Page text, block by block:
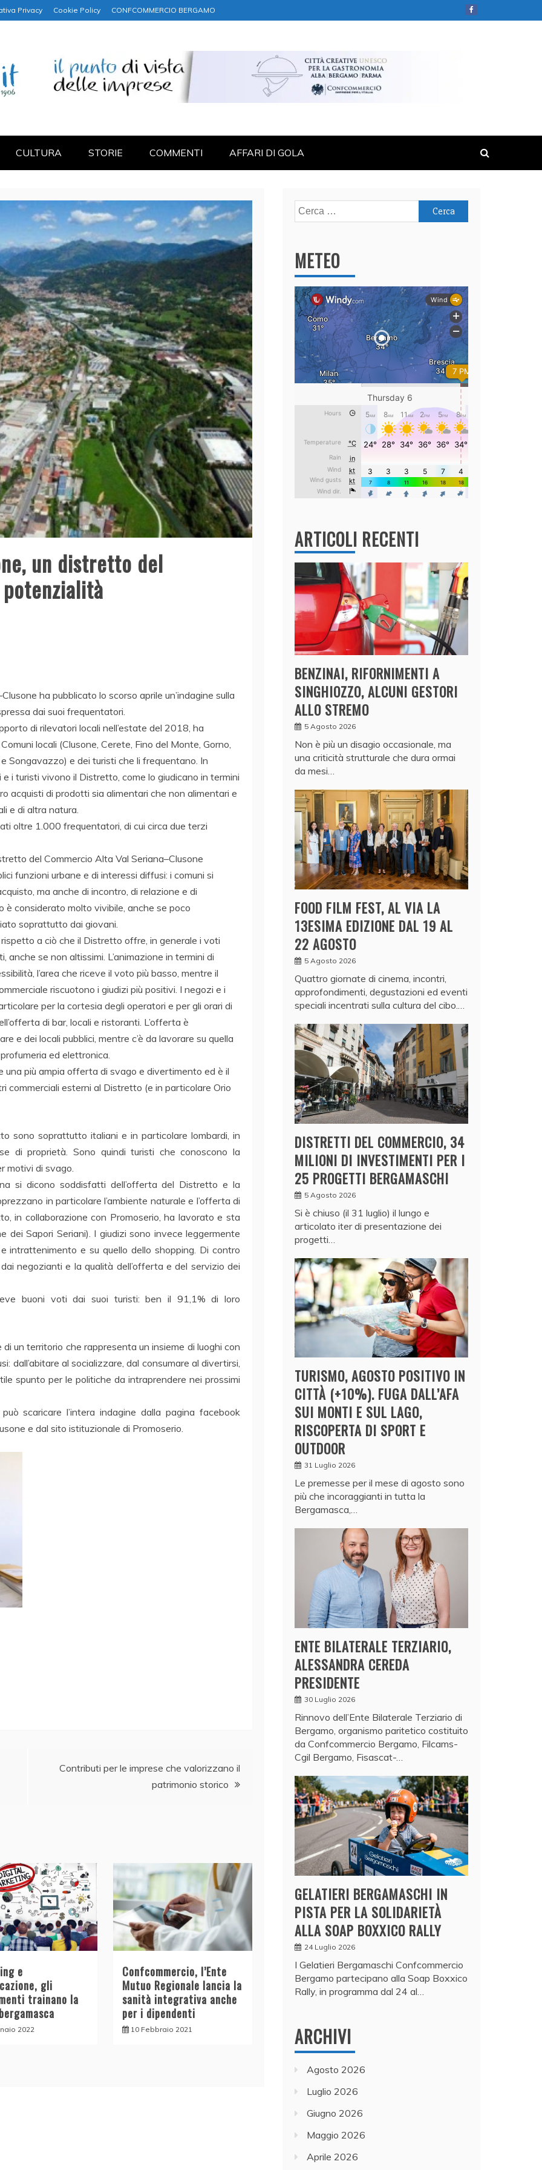
Privacy Cookie Policy CONFCOMMERCIO BERGAMO
CULTURA STORIE COMMENTI AFFARI DI GOLA
un distretto del
ha pubblicato lo scorso aprile un’indagine sulla
dai suoi frequentatori.
di rilevatori locali nell’estate del 2018, ha
locali (Clusone, Cerete, Fino del Monte, Gorno,
Songavazzo) e dei turisti che li frequentano. In
i turisti vivono il Distretto, come lo giudicano in termini
acquisti di prodotti sia alimentari che non alimentari e
e di altra natura.
oltre 1.000 frequentatori, di cui circa due terzi
del Commercio Alta Val Seriana–Clusone
funzioni urbane e di interessi diffusi: i comuni si
ma anche di incontro, di relazione e di
considerato molto vivibile, anche se poco
soprattutto dai giovani.
a ciò che il Distretto offre, in generale i voti
se non altissimi. L’animazione in termini di
l’area che riceve il voto più basso, mentre il
riscuotono i giudizi più positivi. I negozi e i
per la cortesia degli operatori e per gli orari di
di bar, locali e ristoranti. L’offerta è
e dei locali pubblici, mentre c’è da lavorare su quella
ed elettronica.
più ampia offerta di svago e divertimento ed è il
commerciali esterni al Distretto (e in particolare Orio
sono soprattutto italiani e in particolare lombardi, in
di proprietà. Sono quindi turisti che conoscono la
motivi di svago.
si dicono soddisfatti dell’offerta del Distretto e la
in particolare l’ambiente naturale e l’offerta di
in collaborazione con Promoserio, ha lavorato e sta
dei Sapori Seriani). I giudizi sono invece leggermente
intrattenimento e su quello dello shopping. Di contro
negozianti e la qualità dell’offerta e del servizio dei
buoni voti dai suoi turisti: ben il 91,1% di loro
un territorio che rappresenta un insieme di luoghi con
dall’abitare al socializzare, dal consumare al divertirsi,
spunto per le politiche da intraprendere nei prossimi
scaricare l’intera indagine dalla pagina facebook
e dal sito istituzionale di Promoserio.
Contributi per le imprese che valorizzano il
patrimonio storico
e
gli
trainano la
2022
Confcommercio, l’Ente
Mutuo Regionale lancia la
sanità integrativa anche
per i dipendenti
10 Febbraio 2021
Ricerca
per:
METEO
ARTICOLI RECENTI
BENZINAI, RIFORNIMENTI A
SINGHIOZZO, ALCUNI GESTORI
ALLO STREMO
5 Agosto 2026
Non è più un disagio occasionale, ma
una criticità strutturale che dura ormai
da mesi…
FOOD FILM FEST, AL VIA LA
13ESIMA EDIZIONE DAL 19 AL
22 AGOSTO
5 Agosto 2026
Quattro giornate di cinema, incontri,
approfondimenti, degustazioni ed eventi
speciali incentrati sulla cultura del cibo.…
DISTRETTI DEL COMMERCIO, 34
MILIONI DI INVESTIMENTI PER I
25 PROGETTI BERGAMASCHI
5 Agosto 2026
Si è chiuso (il 31 luglio) il lungo e
articolato iter di presentazione dei
progetti…
TURISMO, AGOSTO POSITIVO IN
CITTÀ (+10%). FUGA DALL’AFA
SUI MONTI E SUL LAGO,
RISCOPERTA DI SPORT E
OUTDOOR
31 Luglio 2026
Le premesse per il mese di agosto sono
più che incoraggianti in tutta la
Bergamasca,…
ENTE BILATERALE TERZIARIO,
ALESSANDRA CEREDA
PRESIDENTE
30 Luglio 2026
Rinnovo dell’Ente Bilaterale Terziario di
Bergamo, organismo paritetico costituito
da Confcommercio Bergamo, Filcams-
Cgil Bergamo, Fisascat-…
GELATIERI BERGAMASCHI IN
PISTA PER LA SOLIDARIETÀ
ALLA SOAP BOXXICO RALLY
24 Luglio 2026
I Gelatieri Bergamaschi Confcommercio
Bergamo partecipano alla Soap Boxxico
Rally, in programma dal 24 al…
ARCHIVI
Agosto 2026
Luglio 2026
Giugno 2026
Maggio 2026
Aprile 2026